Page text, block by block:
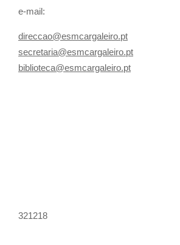
e-mail:
direccao@esmcargaleiro.pt
secretaria@esmcargaleiro.pt
biblioteca@esmcargaleiro.pt
321218